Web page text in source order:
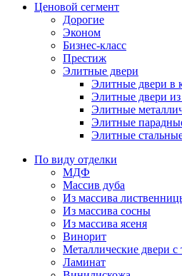
Ценовой сегмент
Дорогие
Эконом
Бизнес-класс
Престиж
Элитные двери
Элитные двери в
Элитные двери из
Элитные
Элитные
Элитные
По виду отделки
МДФ
Массив дуба
Из массива
Из массива сосны
Из массива ясеня
Винорит
Металлические двери с
Ламинат